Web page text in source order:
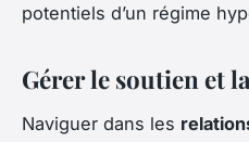
potentiels d’un régime
Gérer le soutien et
Naviguer dans les